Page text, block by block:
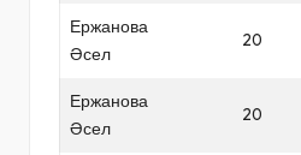
Ержанова
Әсел
20
Ержанова
Әсел
20